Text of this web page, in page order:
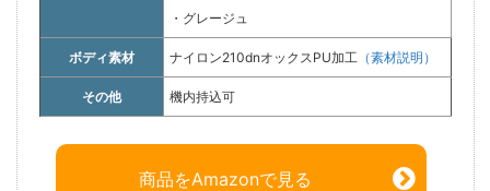
・グレージュ
ボディ素材 ナイロン210dnオックスPU加工 （素材説明）
その他 機内持込可
商品をAmazonで見る